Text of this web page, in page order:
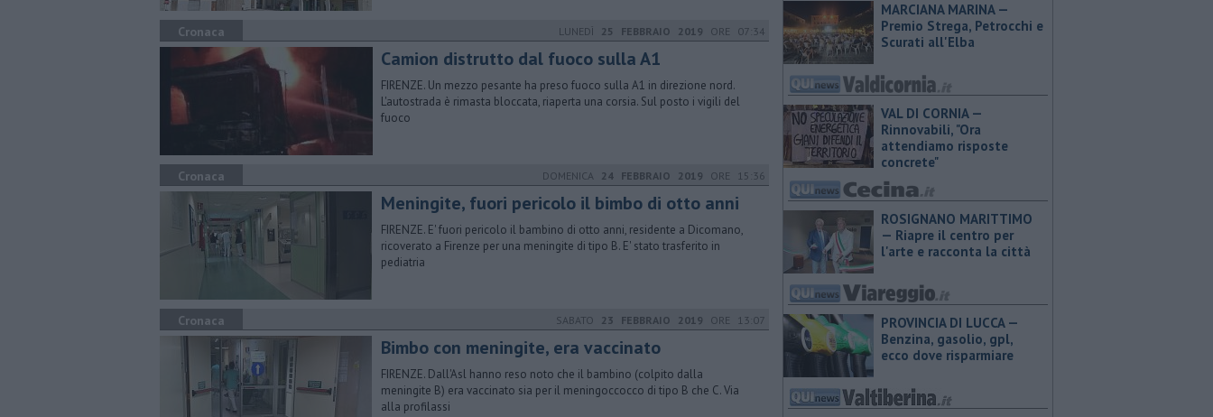
Cronaca LUNEDÌ 25 FEBBRAIO 2019 ORE 07:34
Camion distrutto dal fuoco sulla A1
FIRENZE. Un mezzo pesante ha preso fuoco sulla A1 in direzione nord.
L'autostrada è rimasta bloccata, riaperta una corsia. Sul posto i vigili del
fuoco
Cronaca DOMENICA 24 FEBBRAIO 2019 ORE 15:36
Meningite, fuori pericolo il bimbo di otto anni
FIRENZE. E' fuori pericolo il bambino di otto anni, residente a Dicomano,
ricoverato a Firenze per una meningite di tipo B. E' stato trasferito in
pediatria
Cronaca SABATO 23 FEBBRAIO 2019 ORE 13:07
Bimbo con meningite, era vaccinato
FIRENZE. Dall'Asl hanno reso noto che il bambino (colpito dalla
meningite B) era vaccinato sia per il meningoccocco di tipo B che C. Via
alla profilassi
MARCIANA MARINA —
Premio Strega, Petrocchi e
Scurati all'Elba
VAL DI CORNIA —
Rinnovabili, "Ora
attendiamo risposte
concrete"
ROSIGNANO MARITTIMO
— Riapre il centro per
l'arte e racconta la città
PROVINCIA DI LUCCA — ​
Benzina, gasolio, gpl,
ecco dove risparmiare